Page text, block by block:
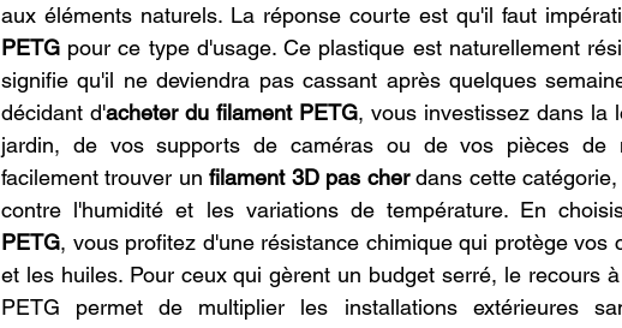
aux éléments naturels. La réponse courte est qu'il faut
PETG pour ce type d'usage. Ce plastique est naturellement
signifie qu'il ne deviendra pas cassant après quelques
décidant d'acheter du filament PETG, vous investissez dans la
jardin, de vos supports de caméras ou de vos pièces de
facilement trouver un filament 3D pas cher dans cette
contre l'humidité et les variations de température. En
PETG, vous profitez d'une résistance chimique qui protège vos
et les huiles. Pour ceux qui gèrent un budget serré, le recours
PETG permet de multiplier les installations extérieures